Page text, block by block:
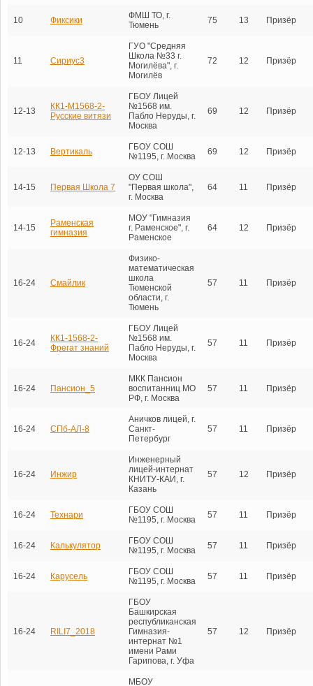
10 Фиксики
ФМШ ТО, г.
Тюмень
75 13 Призёр
11 Сириус3
ГУО "Средняя
Школа №33 г.
Могилёва", г.
Могилёв
72 12 Призёр
12-13
КК1-М1568-2-
Русские витязи
ГБОУ Лицей
№1568 им.
Пабло Неруды, г.
Москва
69 12 Призёр
12-13 Вертикаль
ГБОУ СОШ
№1195, г. Москва
69 12 Призёр
14-15 Первая Школа 7
ОУ СОШ
"Первая школа",
г. Москва
64 11 Призёр
14-15
Раменская
гимназия
МОУ "Гимназия
г. Раменское", г.
Раменское
64 12 Призёр
16-24 Смайлик
Физико-
математическая
школа
Тюменской
области, г.
Тюмень
57 11 Призёр
16-24
КК1-1568-2-
Фрегат знаний
ГБОУ Лицей
№1568 им.
Пабло Неруды, г.
Москва
57 11 Призёр
16-24 Пансион_5
МКК Пансион
воспитанниц МО
РФ, г. Москва
57 11 Призёр
16-24 СПб-АЛ-8
Аничков лицей, г.
Санкт-
Петербург
57 11 Призёр
16-24 Инжир
Инженерный
лицей-интернат
КНИТУ-КАИ, г.
Казань
57 12 Призёр
16-24 Технари
ГБОУ СОШ
№1195, г. Москва
57 11 Призёр
16-24 Калькулятор
ГБОУ СОШ
№1195, г. Москва
57 11 Призёр
16-24 Карусель
ГБОУ СОШ
№1195, г. Москва
57 11 Призёр
16-24 RILI7_2018
ГБОУ
Башкирская
республиканская
Гимназия-
интернат №1
имени Рами
Гарипова, г. Уфа
57 12 Призёр
МБОУ